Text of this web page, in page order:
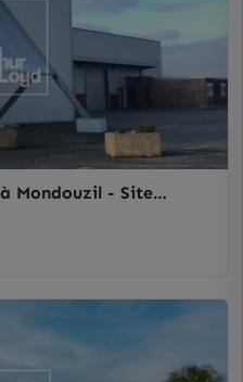
Mondouzil - Site